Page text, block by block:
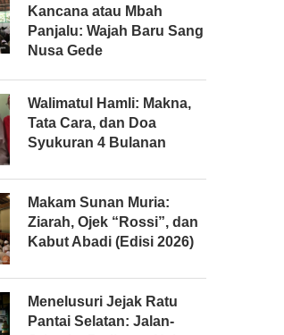
Kancana atau Mbah
Panjalu: Wajah Baru Sang
Nusa Gede
Walimatul Hamli: Makna,
Tata Cara, dan Doa
Syukuran 4 Bulanan
Makam Sunan Muria:
Ziarah, Ojek “Rossi”, dan
Kabut Abadi (Edisi 2026)
Menelusuri Jejak Ratu
Pantai Selatan: Jalan-